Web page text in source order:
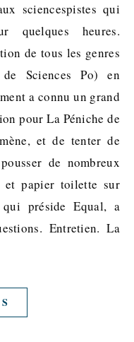
sciencespistes qui
quelques heures.
de tous les genres
Sciences Po) en
a connu un grand
pour La Péniche de
et de tenter de
de nombreux
papier toilette sur
qui préside Equal, a
Entretien. La